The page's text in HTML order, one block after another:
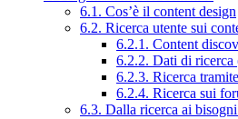
6.1. Cos’è il content design
6.2. Ricerca utente sui
6.2.1. Content
6.2.2. Dati di ricerca
6.2.3. Ricerca
6.2.4. Ricerca sui
6.3. Dalla ricerca ai